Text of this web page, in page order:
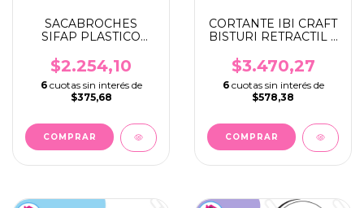
SACABROCHES
SIFAP PLASTICO
$2.254,10
6 cuotas sin interés de
$375,68
COMPRAR
CORTANTE IBI CRAFT
BISTURI RETRACTIL +
$3.470,27
6 cuotas sin interés de
$578,38
COMPRAR